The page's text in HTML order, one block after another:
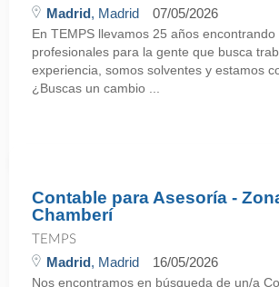
Madrid, Madrid 07/05/2026
En TEMPS llevamos 25 años
profesionales para la gente que busca
experiencia, somos solventes y estamos
¿Buscas un cambio ...
Contable para Asesoría -
Chamberí
TEMPS
Madrid, Madrid 16/05/2026
Nos encontramos en búsqueda de un/a